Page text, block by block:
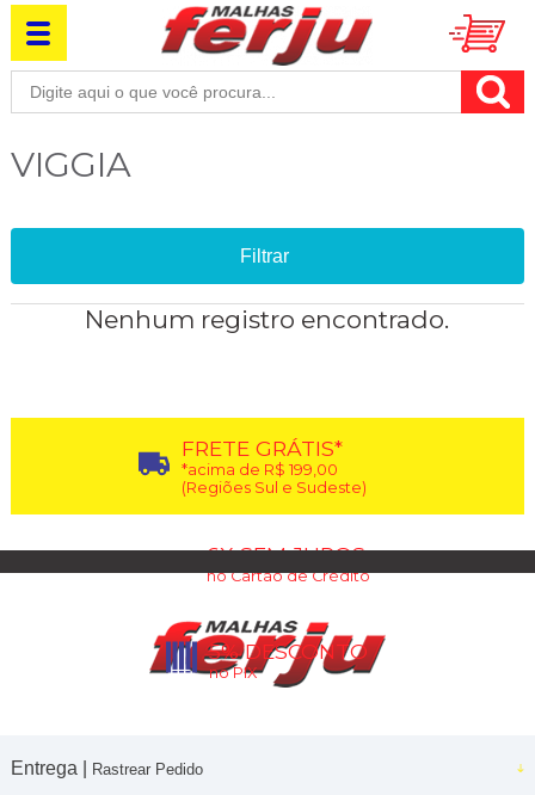
VIGGIA
Filtrar
Nenhum registro encontrado.
FRETE GRÁTIS*
*acima de R$ 199,00
(Regiões Sul e Sudeste)
6X SEM JUROS
no Cartão de Crédito
5% DESCONTO
no PIX
Entrega | Rastrear Pedido